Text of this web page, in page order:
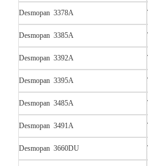
Desmopan 3378A
Desmopan 3385A
Desmopan 3392A
Desmopan 3395A
Desmopan 3485A
Desmopan 3491A
Desmopan 3660DU